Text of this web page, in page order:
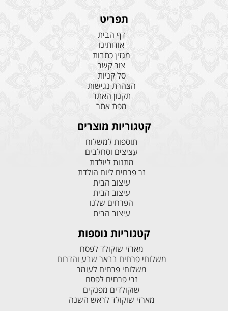
תפריט
דף הבית
אודותינו
מגזין כתבות
צור קשר
סל קניות
הצהרת נגישות
תקנון האתר
מפת אתר
קטגוריות מוצרים
תוספות למשלוח
עציצים וסחלבים
מתנות ליולדת
זר פרחים ליום הולדת
עיצוב הבית
עיצוב הבית
הפרחים שלנו
עיצוב הבית
קטגוריות נוספות
מארזי שוקולד לפסח
משלוחי פרחים בבאר שבע והדרום
משלוחי פרחים לעומר
זרי פרחים לפסח
שוקולדים מפנקים
מארזי שוקולד לראש השנה